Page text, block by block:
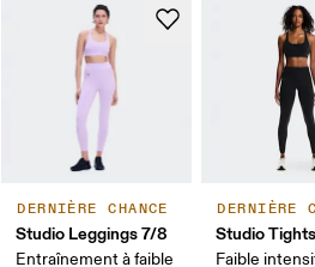
DERNIÈRE CHANCE
Studio Leggings 7/8
Entraînement à faible
DERNIÈRE
Studio
Faible